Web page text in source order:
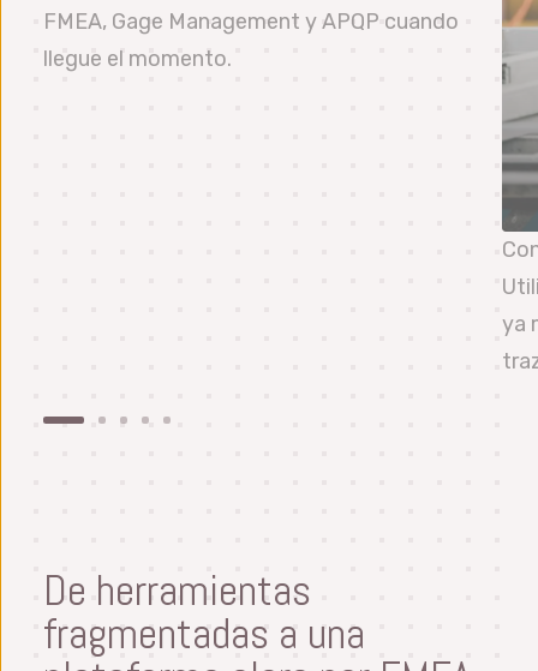
FMEA, Gage Management y APQP cuando
llegue el momento.
ya
De herramientas
fragmentadas a una